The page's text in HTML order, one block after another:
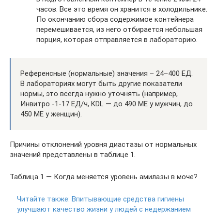
часов. Все это время он хранится в холодильнике.
По окончанию сбора содержимое контейнера
перемешивается, из него отбирается небольшая
порция, которая отправляется в лабораторию.
Референсные (нормальные) значения – 24–400 ЕД.
В лабораториях могут быть другие показатели
нормы, это всегда нужно уточнять (например,
Инвитро -1-17 ЕД/ч, KDL — до 490 МЕ у мужчин, до
450 МЕ у женщин).
Причины отклонений уровня диастазы от нормальных
значений представлены в таблице 1.
Таблица 1 — Когда меняется уровень амилазы в моче?
Читайте также: Впитывающие средства гигиены
улучшают качество жизни у людей с недержанием